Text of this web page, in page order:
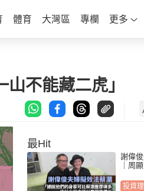
體育 大灣區 專欄 更多
不能藏二虎」
最Hit
謝偉
｜周顯
投資